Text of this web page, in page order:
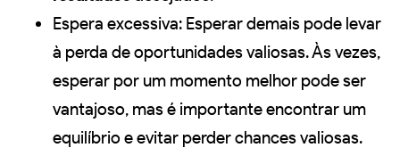
Espera excessiva: Esperar demais pode levar
à perda de oportunidades valiosas. Às vezes,
esperar por um momento melhor pode ser
vantajoso, mas é importante encontrar um
equilíbrio e evitar perder chances valiosas.